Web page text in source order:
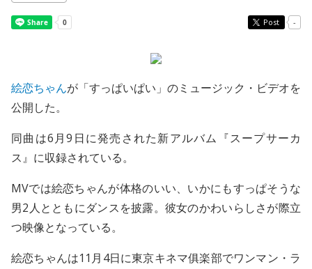
Post -
絵恋ちゃんが「すっぱいぱい」のミュージック・ビデオを
公開した。
同曲は6月9日に発売された新アルバム『スープサーカ
ス』に収録されている。
MVでは絵恋ちゃんが体格のいい、いかにもすっぱそうな
男2人とともにダンスを披露。彼女のかわいらしさが際立
つ映像となっている。
絵恋ちゃんは11月4日に東京キネマ俱楽部でワンマン・ラ